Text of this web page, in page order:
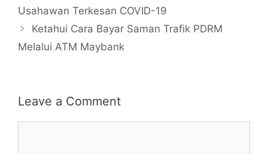
Usahawan Terkesan COVID-19
Ketahui Cara Bayar Saman Trafik PDRM
Melalui ATM Maybank
Leave a Comment